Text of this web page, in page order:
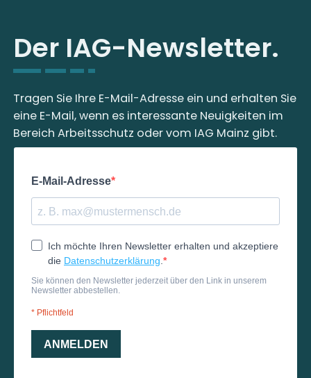
Der IAG-Newsletter.
Tragen Sie Ihre E-Mail-Adresse ein und erhalten Sie
eine E-Mail, wenn es interessante Neuigkeiten im
Bereich Arbeitsschutz oder vom IAG Mainz gibt.